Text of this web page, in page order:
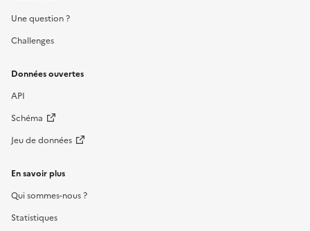
Une question ?
Challenges
Données ouvertes
API
Schéma
Jeu de données
En savoir plus
Qui sommes-nous ?
Statistiques